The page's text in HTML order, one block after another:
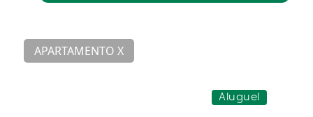
APARTAMENTO X
Aluguel